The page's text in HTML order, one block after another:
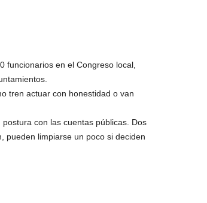
funcionarios en el Congreso local,
tren actuar con honestidad o van
con las cuentas públicas. Dos
pueden limpiarse un poco si deciden